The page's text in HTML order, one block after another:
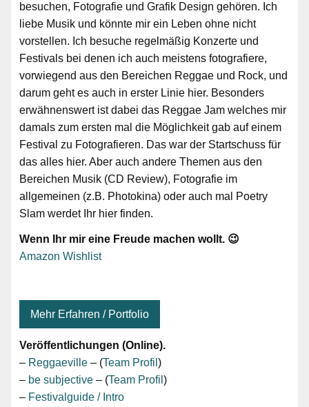
besuchen, Fotografie und Grafik Design gehören. Ich
liebe Musik und könnte mir ein Leben ohne nicht
vorstellen. Ich besuche regelmäßig Konzerte und
Festivals bei denen ich auch meistens fotografiere,
vorwiegend aus den Bereichen Reggae und Rock, und
darum geht es auch in erster Linie hier. Besonders
erwähnenswert ist dabei das Reggae Jam welches mir
damals zum ersten mal die Möglichkeit gab auf einem
Festival zu Fotografieren. Das war der Startschuss für
das alles hier. Aber auch andere Themen aus den
Bereichen Musik (CD Review), Fotografie im
allgemeinen (z.B. Photokina) oder auch mal Poetry
Slam werdet Ihr hier finden.
Wenn Ihr mir eine Freude machen wollt. 😉
Amazon Wishlist
Mehr Erfahren / Portfolio
Veröffentlichungen (Online).
– Reggaeville – (Team Profil )
– be subjective – (Team Profil )
– Festivalguide / Intro